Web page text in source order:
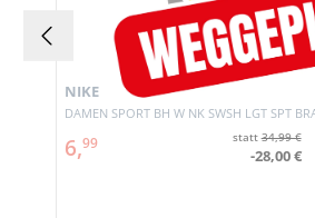
DAMEN SPORT BH W NK SWSH LGT SPT
NIKE
6,99 statt34,99 €
-28,00 €